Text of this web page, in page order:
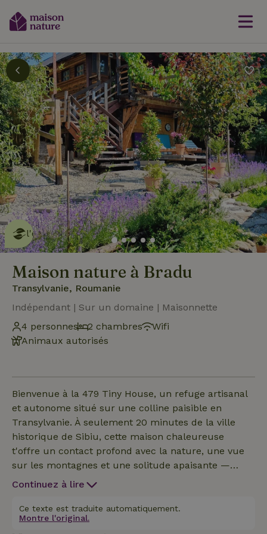
Cette Maison Nature fait de
l'effeten savoir plus
Maison nature à Bradu
Transylvanie, Roumanie
Indépendant | Sur un domaine | Maisonnette
4 personnes
2 chambres
Wifi
Animaux autorisés
Bienvenue à la 479 Tiny House, un refuge artisanal
et autonome situé sur une colline paisible en
Transylvanie. À seulement 20 minutes de la ville
historique de Sibiu, cette maison chaleureuse
t'offre un contact profond avec la nature, une vue
sur les montagnes et une solitude apaisante —
l'endroit idéal pour les couples, les amis ou les
partir de matériaux naturels comme le bois, le
chanvre, la pierre et le verre, cette cachette
Continuez à lire
Ce texte est traduite automatiquement.
Montre l'original.